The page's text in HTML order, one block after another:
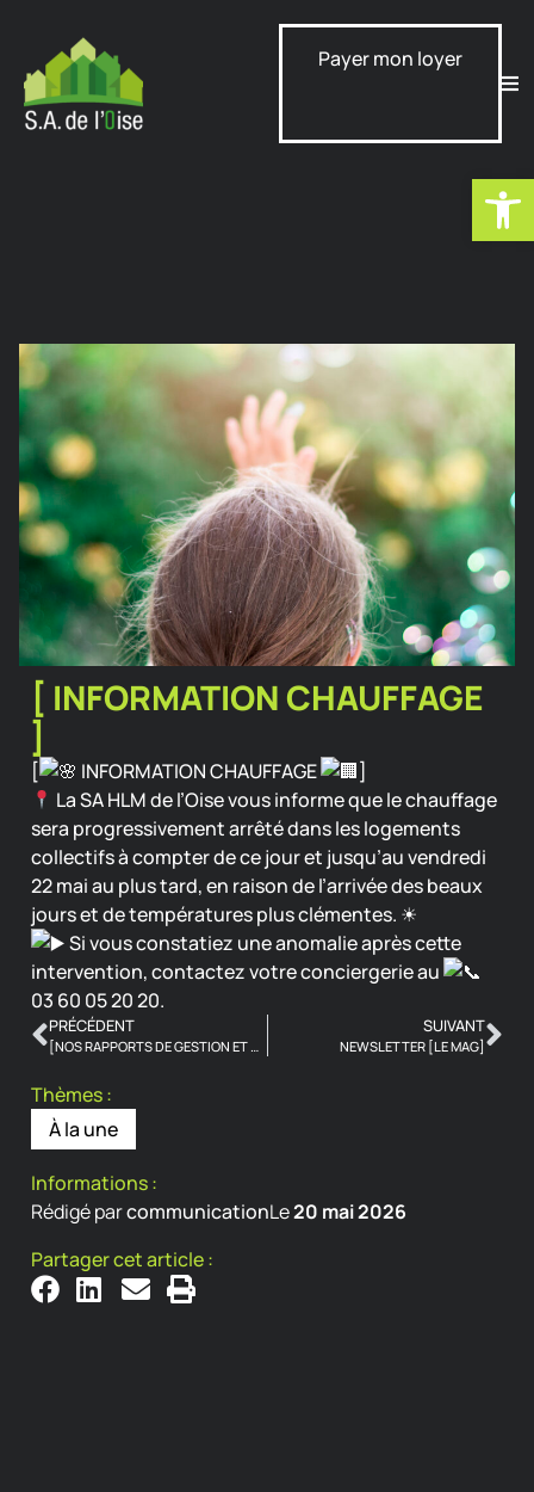
Ouvrir
Payer mon loyer
[ INFORMATION CHAUFFAGE
]
[ INFORMATION CHAUFFAGE
]
LaSA HLM de l’Oisevous informe que le chauffage
sera progressivement arrêté dans les logements
collectifs à compter de ce jour et jusqu’au vendredi
22 mai au plus tard, en raison de l’arrivée des beaux
jours et de températures plus clémentes. ☀
Si vous constatiez une anomalie après cette
intervention, contactez votre conciergerie au
03 60 05 20 20.
PRÉCÉDENT
[NOS RAPPORTS DE GESTION ET D’ACTIVITÉ SONT EN LIGNE ! ]
SUIVANT
NEWSLETTER [LE MAG]
Thèmes :
À la une
Informations :
Rédigé parcommunicationLe20 mai 2026
Partager cet article :